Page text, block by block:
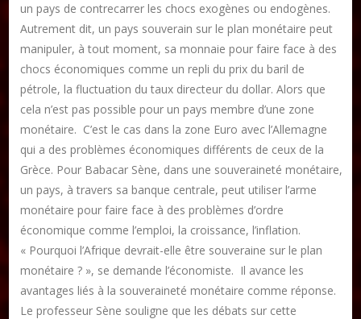
un pays de contrecarrer les chocs exogènes ou endogènes.
Autrement dit, un pays souverain sur le plan monétaire peut
manipuler, à tout moment, sa monnaie pour faire face à des
chocs économiques comme un repli du prix du baril de
pétrole, la fluctuation du taux directeur du dollar. Alors que
cela n’est pas possible pour un pays membre d’une zone
monétaire. C’est le cas dans la zone Euro avec l’Allemagne
qui a des problèmes économiques différents de ceux de la
Grèce. Pour Babacar Sène, dans une souveraineté monétaire,
un pays, à travers sa banque centrale, peut utiliser l’arme
monétaire pour faire face à des problèmes d’ordre
économique comme l’emploi, la croissance, l’inflation.
« Pourquoi l’Afrique devrait-elle être souveraine sur le plan
monétaire ? », se demande l’économiste. Il avance les
avantages liés à la souveraineté monétaire comme réponse.
Le professeur Sène souligne que les débats sur cette